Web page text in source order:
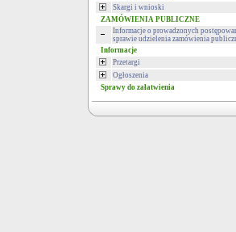
Skargi i wnioski
ZAMÓWIENIA PUBLICZNE
Informacje o prowadzonych
sprawie udzielenia zamówienia
Informacje
Przetargi
Ogłoszenia
Sprawy do załatwienia